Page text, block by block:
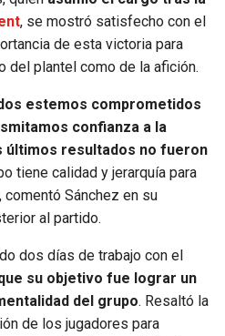
, se mostró satisfecho con el
de esta victoria para
del plantel como de la afición.
estemos comprometidos
confianza a la
últimos resultados no fueron
tiene calidad y jerarquía para
comentó Sánchez en su
al partido.
dos días de trabajo con el
su objetivo fue lograr un
del grupo. Resaltó la
de los jugadores para